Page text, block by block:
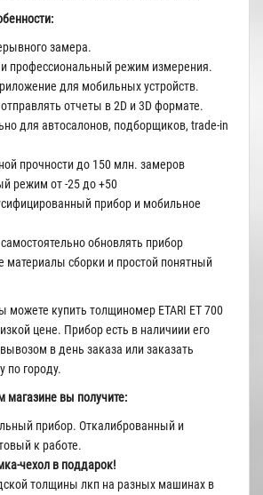
замера.
профессиональный режим измерения.
для мобильных устройств.
отчеты в 2D и 3D формате.
для автосалонов, подборщиков, trade-in
прочности до 150 млн. замеров
режим от -25 до +50
прибор и мобильное
обновлять прибор
материалы сборки и простой понятный
можете купить толщиномер ETARI ET 700
цене. Прибор есть в наличиии его
в день заказа или заказать
по городу.
магазине вы получите:
прибор. Откалиброванный и
к работе.
чехол в поддарок!
толщины лкп на разных машинах в